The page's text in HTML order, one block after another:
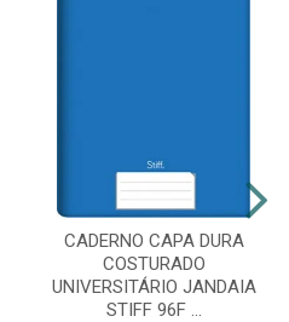
CADERNO CAPA DURA
COSTURADO
UNIVERSITÁRIO JANDAIA
STIFF 96F ...